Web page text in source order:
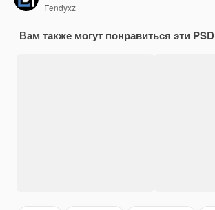
Fendyxz
Вам также могут понравиться эти PSD